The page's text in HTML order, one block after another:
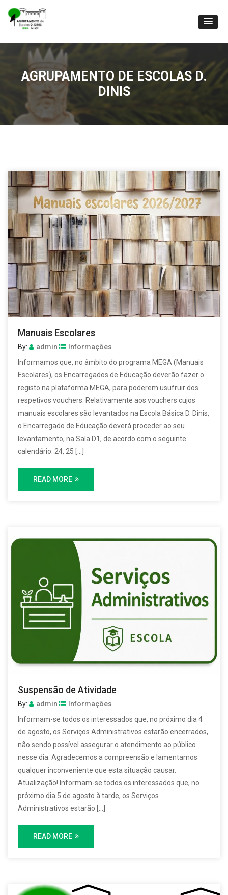
AGRUPAMENTO DE ESCOLAS D.
DINIS
Manuais Escolares
By: admin
Informações
Informamos que, no âmbito do programa MEGA (Manuais
Escolares), os Encarregados de Educação deverão fazer o
registo na plataforma MEGA, para poderem usufruir dos
respetivos vouchers. Relativamente aos vouchers cujos
manuais escolares são levantados na Escola Básica D. Dinis,
o Encarregado de Educação deverá proceder ao seu
levantamento, na Sala D1, de acordo com o seguinte
calendário: 24, 25 […]
READ MORE
Suspensão de Atividade
By: admin
Informações
Informam-se todos os interessados que, no próximo dia 4
de agosto, os Serviços Administrativos estarão encerrados,
não sendo possível assegurar o atendimento ao público
nesse dia. Agradecemos a compreensão e lamentamos
qualquer inconveniente que esta situação causar.
Atualização! Informam-se todos os interessados que, no
próximo dia 5 de agosto à tarde, os Serviços
Administrativos estarão […]
READ MORE